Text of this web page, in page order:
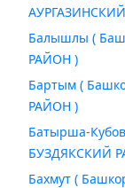
Балышлы (
РАЙОН )
Бартым (
РАЙОН )
Батырша-
БУЗДЯКСКИЙ
Бахмут (